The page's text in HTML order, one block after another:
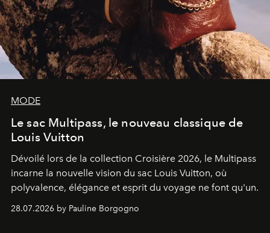
MODE
Le sac Multipass, le nouveau classique de
Louis Vuitton
Dévoilé lors de la collection Croisière 2026, le Multipass
incarne la nouvelle vision du sac Louis Vuitton, où
polyvalence, élégance et esprit du voyage ne font qu'un.
28.07.2026 by Pauline Borgogno